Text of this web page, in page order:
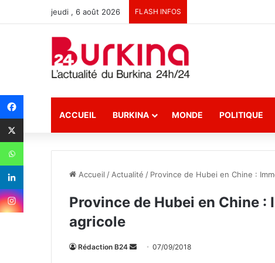
jeudi , 6 août 2026 FLASH INFOS
ACCUEIL BURKINA MONDE POLITIQUE
Accueil / Actualité / Province de Hubei en Chine :
Province de Hubei en Chine
agricole
Rédaction B24 07/09/2018